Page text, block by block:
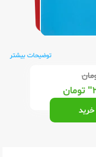
توضیحات بیشتر
تومان